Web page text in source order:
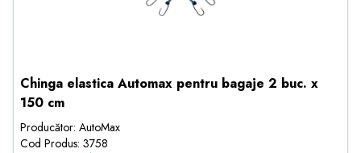
Chinga elastica Automax pentru bagaje 2 buc. x
150 cm
Producător: AutoMax
Cod Produs: 3758